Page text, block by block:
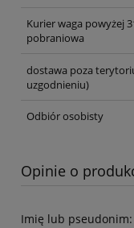
Kurier waga powyżej
pobraniowa
dostawa poza
uzgodnieniu)
Odbiór osobisty
Opinie o
Imię lub pseudonim: